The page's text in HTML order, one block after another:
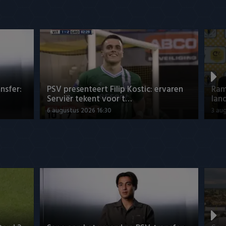
PSV presenteert Filip Kostic: ervaren
Serviër tekent voor t…
6 augustus 2026 16:30 3